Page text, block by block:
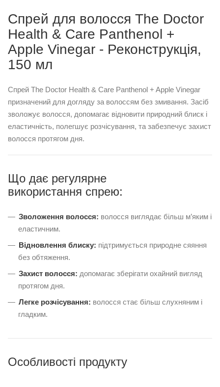
Спрей для волосся The Doctor
Health & Care Panthenol +
Apple Vinegar - Реконструкція,
150 мл
Спрей The Doctor Health & Care Panthenol + Apple Vinegar
призначений для догляду за волоссям без змивання. Засіб
зволожує волосся, допомагає відновити природний блиск і
еластичність, полегшує розчісування, та забезпечує захист
волосся протягом дня.
Що дає регулярне
використання спрею:
Зволоження волосся: волосся виглядає більш м’яким і
еластичним.
Відновлення блиску: підтримується природне сяяння
без обтяження.
Захист волосся: допомагає зберігати охайний вигляд
протягом дня.
Легке розчісування: волосся стає більш слухняним і
гладким.
Особливості продукту